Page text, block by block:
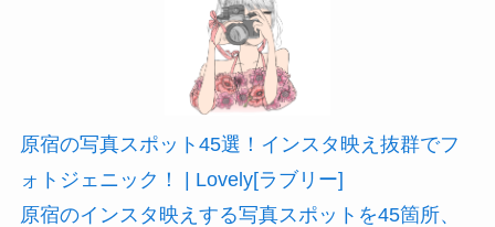
原宿の写真スポット45選！インスタ映え抜群でフ
ォトジェニック！ | Lovely[ラブリー]
原宿のインスタ映えする写真スポットを45箇所、